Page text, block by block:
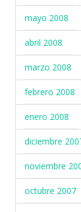
mayo 2008
abril 2008
marzo 2008
febrero 2008
enero 2008
diciembre
noviembre
octubre 2007